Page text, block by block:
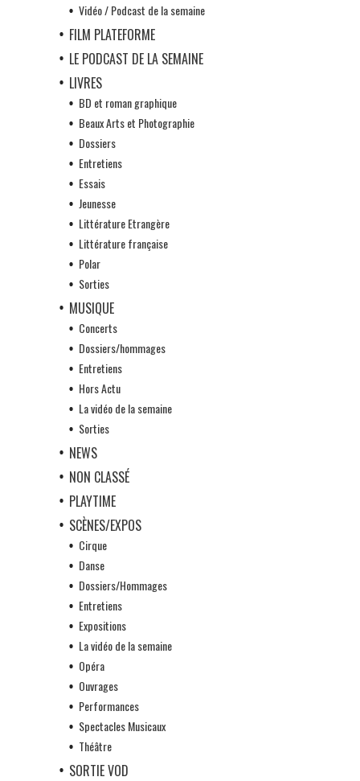
Vidéo / Podcast de la semaine
FILM PLATEFORME
LE PODCAST DE LA SEMAINE
LIVRES
BD et roman graphique
Beaux Arts et Photographie
Dossiers
Entretiens
Essais
Jeunesse
Littérature Etrangère
Littérature française
Polar
Sorties
MUSIQUE
Concerts
Dossiers/hommages
Entretiens
Hors Actu
La vidéo de la semaine
Sorties
NEWS
NON CLASSÉ
PLAYTIME
SCÈNES/EXPOS
Cirque
Danse
Dossiers/Hommages
Entretiens
Expositions
La vidéo de la semaine
Opéra
Ouvrages
Performances
Spectacles Musicaux
Théâtre
SORTIE VOD